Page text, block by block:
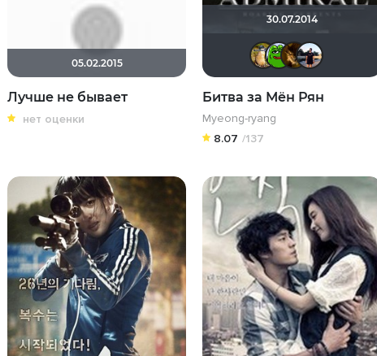
05.02.2015
Лучше не бывает
нет оценки
30.07.2014
Битва за Мён Рян
Myeong-ryang
8.07 /137